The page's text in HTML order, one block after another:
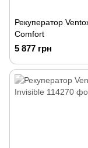
Рекуператор
Comfort
5 877 грн